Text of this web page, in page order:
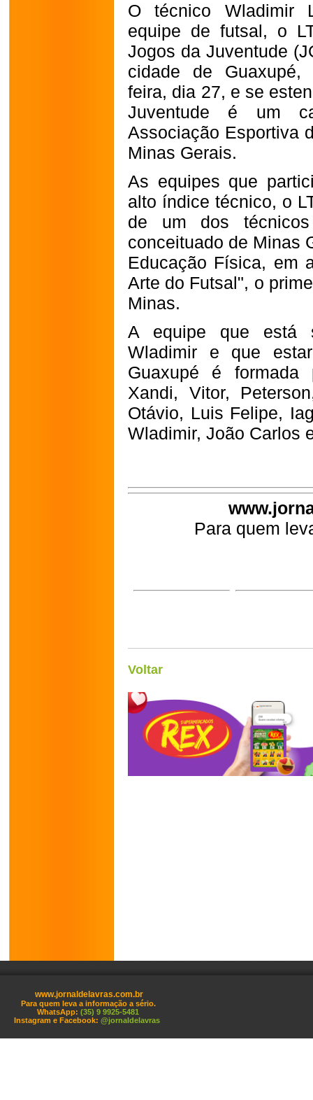
O técnico Wladimir
equipe de futsal, o
Jogos da Juventude
cidade de Guaxupé,
feira, dia 27, e se
Juventude é um
Associação Esportiva
Minas Gerais.
As equipes que
alto índice técnico, o
de um dos
conceituado de Minas
Educação Física, em
Arte do Futsal", o
Minas.
A equipe que está
Wladimir e que
Guaxupé é formada
Xandi, Vitor,
Otávio, Luis Felipe,
Wladimir, João Carlos
Para quem
Voltar
www.jornaldelavras.com.br
Para quem leva a informação a sério.
WhatsApp: (35) 9 9925-5481
Instagram e Facebook: @jornaldelavras